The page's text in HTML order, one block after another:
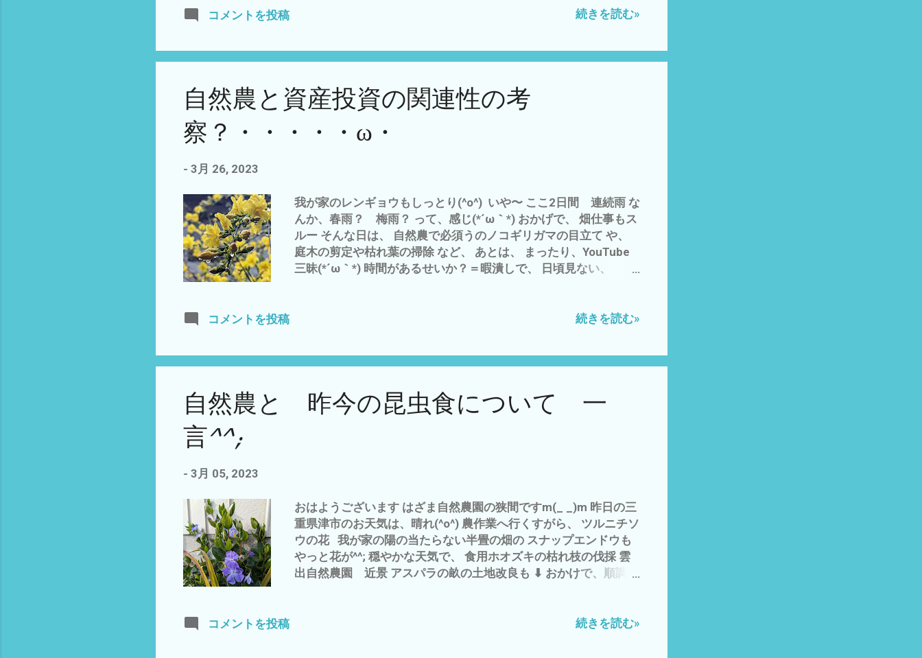
ってな、ことが 頻繁に(*´ω｀*) 自然農家は、歯が命(^_^;) - 4月
春の無能な人との 共通点とは？ - 4月 30, 2023 と、 申しますの
贈により、 レジャーシート ４m✕４m と、 防草シート １m✕
４mを いただくm(__)m その、 シートを 雲出A自然農園 東側
に、 防草シートとして、使う ＝この土地の先住植物＝チガヤ の
勢力減退 のため^^; の シートの重石として 別に、 ブロックと
な、雨の日に 石拾い ってな 作業＝遊びを・ω・ で、 なんや、
かんやで も〜 午後４時(*´ω｀*) すでに 焼酎のロックで まったり
と ブログアップ中m(_ _)m まっ こんな日も 天からの ギフト＝
贈り物 って ことで^^; 追伸 そんな、まったりな 日には、 ウチの
ネル様＝ネコが 暇つぶしに(´・ω・｀) ネコは、自然 だから、 最
高＼(^o^)／ 私も こ〜 アリたい もので、 ございます〜(´・ω・｀)
コメントを投稿 続きを読む»
自然農と資産投資の関連性の考
察？・・・・・ω・
- 3月 26, 2023
我が家のレンギョウもしっとり(^o^) いや〜 ここ2日間 連続雨 な
んか、春雨？ 梅雨？ って、感じ(*´ω｀*) おかげで、 畑仕事もス
ルー そんな日は、 自然農で必須うのノコギリガマの目立て や、
庭木の剪定や枯れ葉の掃除 など、 あとは、 まったり、YouTube
三昧(*´ω｀*) 時間があるせいか？＝暇潰しで、 日頃見ない、
事です〜 インフレ・世界的株安 情勢が不安定＝戦争 現金を持っ
家族？ ネコ＝ネルちゃん^^; 我が家のお猫様 ネルの可愛さの秘
ンバー軽トラ？ ・・・・・・・・・・ いや、 私の一番の資産
は、 この体と 残された時間＝健康寿命 ですが、 その明確な時間
な資産を 何に 投資するのか？ それが、 自然農で しょう〜＼
(^o^)／ なんのために生きるのか？ ＝ 何のために、死ぬことがで
きるのか？ 私にとって、 自然農は、 ライフワークでもあり、 私
に課された ミッションでもあり、 生きる意味でもあるのです
(-.-) 金があっても、 家族や友人が大勢がいても、 豪邸に住んでい
ようが？ 死ぬときは、 一人 残りの人生＝自分の一番大事な資産
プルに考える時間も 大切かと 雨の日 そんな 事を考えて
コメントを投稿 続きを読む»
自然農と 昨今の昆虫食について 一
言^^;
- 3月 05, 2023
おはようございます はざま自然農園の狭間ですm(_ _)m 昨日の三
重県津市のお天気は、晴れ(^o^) 農作業へ行くすがら、 ツルニチソ
ウの花 我が家の陽の当たらない半畳の畑の スナップエンドウも
やっと花が^^; 穏やかな天気で、 食用ホオズキの枯れ枝の伐採 雲
出自然農園 近景 アスパラの畝の土地改良も ⬇ おかけで、順調
ホラと あのビル・ゲイツさんも(・∀・) の、わりに牧草地を買い
コメントを投稿 続きを読む»